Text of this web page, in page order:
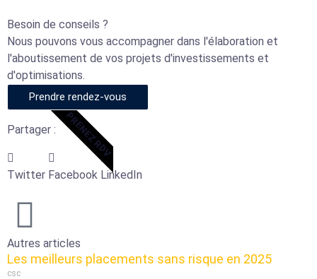
Besoin de conseils ?
Nous pouvons vous accompagner dans l'élaboration et
l'aboutissement de vos projets d'investissements et
d'optimisations.
Prendre rendez-vous
PRENEZ RDV
Partager :
Twitter Facebook LinkedIn
Autres articles
Les meilleurs placements sans risque en 2025
csc